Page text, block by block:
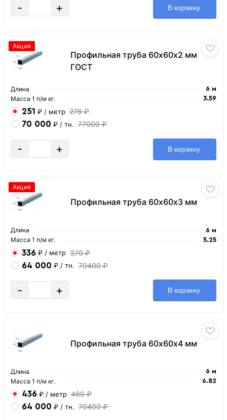
- + В корзину
Профильная труба 60х60х2 мм
ГОСТ
Акция
Длина 6 м
Масса 1 п/м кг. 3.59
251 ₽ / метр 276 ₽
70 000 ₽ / тн. 77000 ₽
- + В корзину
Профильная труба 60х60х3 мм
Акция
Длина 6 м
Масса 1 п/м кг. 5.25
336 ₽ / метр 370 ₽
64 000 ₽ / тн. 70400 ₽
- + В корзину
Профильная труба 60х60х4 мм
Длина 6 м
Масса 1 п/м кг. 6.82
436 ₽ / метр 480 ₽
64 000 ₽ / тн. 70400 ₽